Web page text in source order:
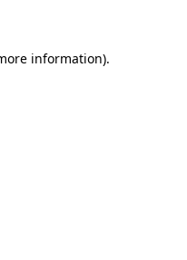
information).